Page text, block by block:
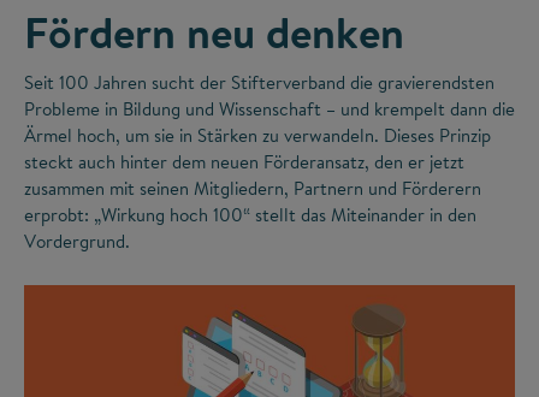
Fördern neu denken
Seit 100 Jahren sucht der Stifterverband die gravierendsten
Probleme in Bildung und Wissenschaft – und krempelt dann die
Ärmel hoch, um sie in Stärken zu verwandeln. Dieses Prinzip
steckt auch hinter dem neuen Förderansatz, den er jetzt
zusammen mit seinen Mitgliedern, Partnern und Förderern
erprobt: „Wirkung hoch 100“ stellt das Miteinander in den
Vordergrund.